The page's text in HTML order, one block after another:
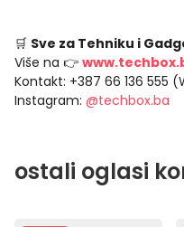
🛒 Sve za Tehniku i
Više na 👉
Kontakt: +387 66 136 555
Instagram: @techbox.ba
ostali oglasi